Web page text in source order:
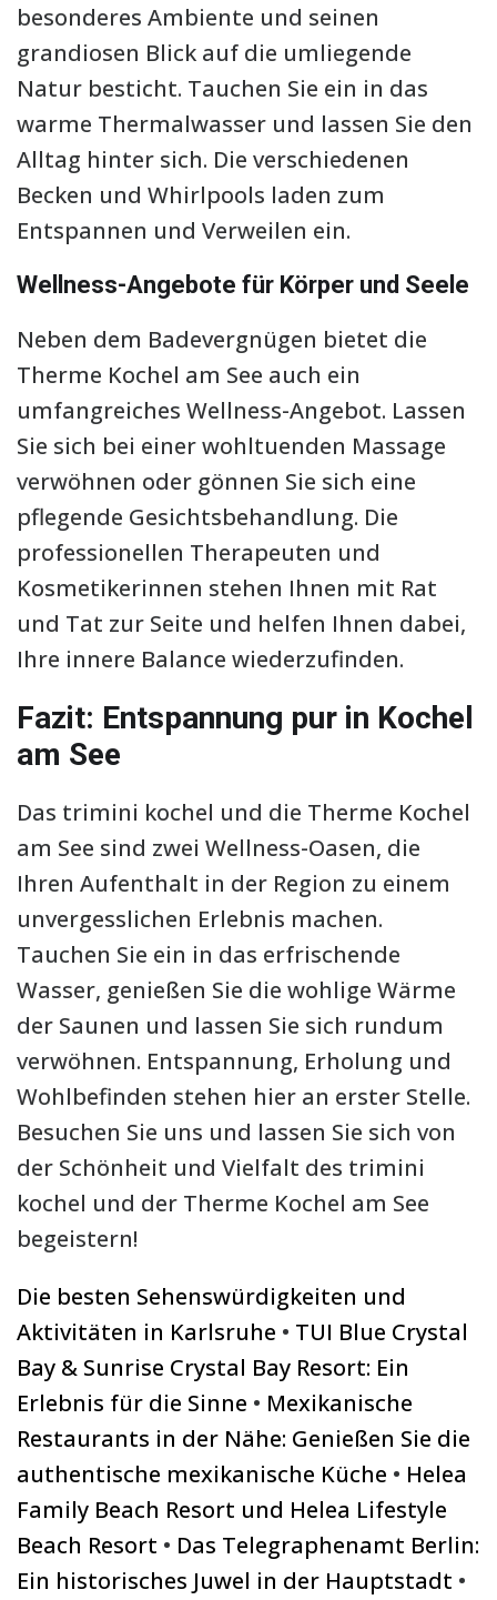
besonderes Ambiente und seinen
grandiosen Blick auf die umliegende
Natur besticht. Tauchen Sie ein in das
warme Thermalwasser und lassen Sie den
Alltag hinter sich. Die verschiedenen
Becken und Whirlpools laden zum
Entspannen und Verweilen ein.
Wellness-Angebote für Körper und Seele
Neben dem Badevergnügen bietet die
Therme Kochel am See auch ein
umfangreiches Wellness-Angebot. Lassen
Sie sich bei einer wohltuenden Massage
verwöhnen oder gönnen Sie sich eine
pflegende Gesichtsbehandlung. Die
professionellen Therapeuten und
Kosmetikerinnen stehen Ihnen mit Rat
und Tat zur Seite und helfen Ihnen dabei,
Ihre innere Balance wiederzufinden.
Fazit: Entspannung pur in Kochel
am See
Das trimini kochel und die Therme Kochel
am See sind zwei Wellness-Oasen, die
Ihren Aufenthalt in der Region zu einem
unvergesslichen Erlebnis machen.
Tauchen Sie ein in das erfrischende
Wasser, genießen Sie die wohlige Wärme
der Saunen und lassen Sie sich rundum
verwöhnen. Entspannung, Erholung und
Wohlbefinden stehen hier an erster Stelle.
Besuchen Sie uns und lassen Sie sich von
der Schönheit und Vielfalt des trimini
kochel und der Therme Kochel am See
begeistern!
Die besten Sehenswürdigkeiten und
Aktivitäten in Karlsruhe • TUI Blue Crystal
Bay & Sunrise Crystal Bay Resort: Ein
Erlebnis für die Sinne • Mexikanische
Restaurants in der Nähe: Genießen Sie die
authentische mexikanische Küche • Helea
Family Beach Resort und Helea Lifestyle
Beach Resort • Das Telegraphenamt Berlin:
Ein historisches Juwel in der Hauptstadt •